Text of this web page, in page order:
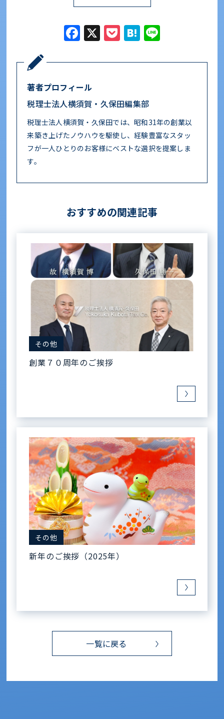
Facebook
X PocketHatena
著者プロフィール
税理士法人横須賀・久保田編集部
税理士法人横須賀・久保田では、昭和31年の創業以
来築き上げたノウハウを駆使し、経験豊富なスタッ
フが一人ひとりのお客様にベストな選択を提案しま
す。
おすすめの関連記事
その他
創業７０周年のご挨拶
その他
新年のご挨拶（2025年）
一覧に戻る